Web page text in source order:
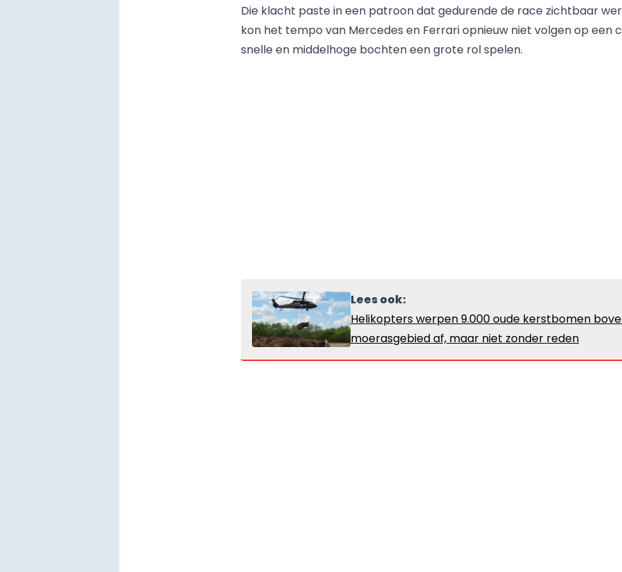
Die klacht paste in een patroon dat gedurende de race zichtbaar
kon het tempo van Mercedes en Ferrari opnieuw niet volgen op een
snelle en middelhoge bochten een grote rol spelen.
Lees ook:
Helikopters werpen 9.000 oude kerstbomen
moerasgebied af, maar niet zonder reden